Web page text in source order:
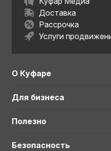
Доставка
Рассрочка
Услуги
О Куфаре
Для бизнеса
Полезно
Безопасность